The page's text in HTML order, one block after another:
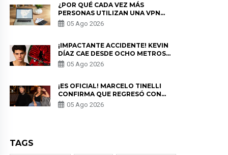
¿POR QUÉ CADA VEZ MÁS
PERSONAS UTILIZAN UNA VPN
PARA PROTEGER SU
PRIVACIDAD?
05 Ago 2026
¡IMPACTANTE ACCIDENTE! KEVIN
DÍAZ CAE DESDE OCHO METROS
EN “ESTO ES GUERRA” Y GENERA
PREOCUPACIÓN
05 Ago 2026
¡ES OFICIAL! MARCELO TINELLI
CONFIRMA QUE REGRESÓ CON
MILETT FIGUEROA: “EL AMOR
PUDO MÁS”
05 Ago 2026
TAGS